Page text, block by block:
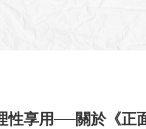
性享用──關於《正